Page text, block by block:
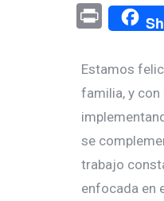
Pr
in
t
Estamos
familia, y
se
trabajo
enfocada en